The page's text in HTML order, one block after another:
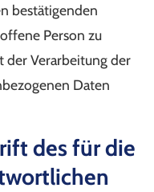
bestätigenden
Person zu
der Verarbeitung der
Daten
des für die